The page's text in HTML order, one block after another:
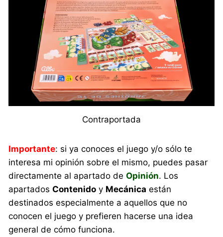
Contraportada
Importante: si ya conoces el juego y/o sólo te
interesa mi opinión sobre el mismo, puedes pasar
directamente al apartado deOpinión. Los
apartadosContenido y Mecánica están
destinados especialmente a aquellos que no
conocen el juego y prefieren hacerse una idea
general de cómo funciona.